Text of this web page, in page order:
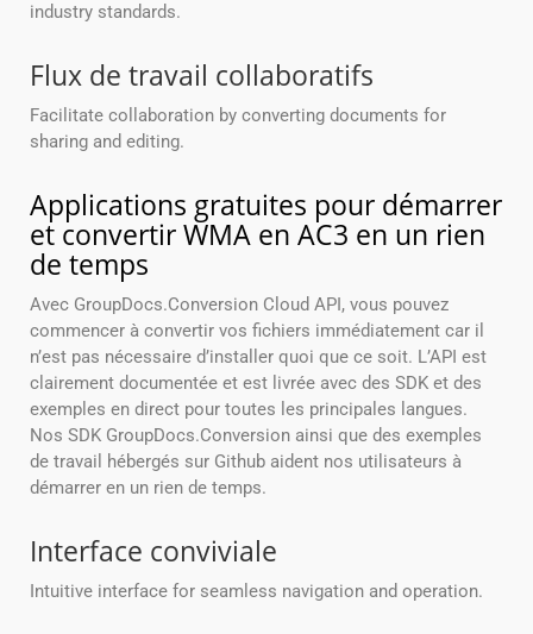
industry standards.
Flux de travail collaboratifs
Facilitate collaboration by converting documents for
sharing and editing.
Applications gratuites pour démarrer
et convertir WMA en AC3 en un rien
de temps
Avec GroupDocs.Conversion Cloud API, vous pouvez
commencer à convertir vos fichiers immédiatement car il
n’est pas nécessaire d’installer quoi que ce soit. L’API est
clairement documentée et est livrée avec des SDK et des
exemples en direct pour toutes les principales langues.
Nos SDK GroupDocs.Conversion ainsi que des exemples
de travail hébergés sur Github aident nos utilisateurs à
démarrer en un rien de temps.
Interface conviviale
Intuitive interface for seamless navigation and operation.